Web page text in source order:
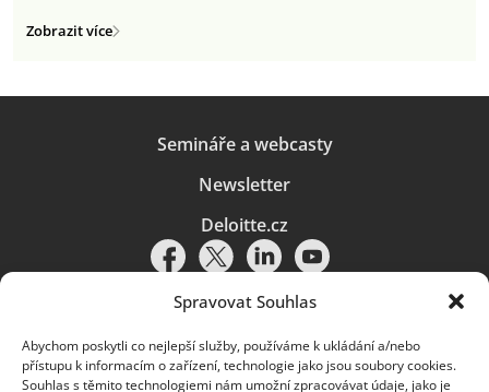
Spravovat Souhlas
Abychom poskytli co nejlepší služby, používáme k ukládání a/nebo
přístupu k informacím o zařízení, technologie jako jsou soubory cookies.
Souhlas s těmito technologiemi nám umožní zpracovávat údaje, jako je
Zobrazit více
Semináře a webcasty
Newsletter
Deloitte.cz
Pravidla používání|Ochrana osobních údajů|Soubory cookies |
Deloitte.cz